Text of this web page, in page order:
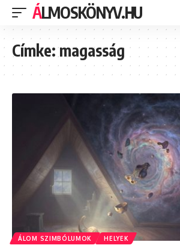
ÁLMOSKÖNYV.HU
Címke:magasság
ÁLOM SZIMBÓLUMOK HELYEK